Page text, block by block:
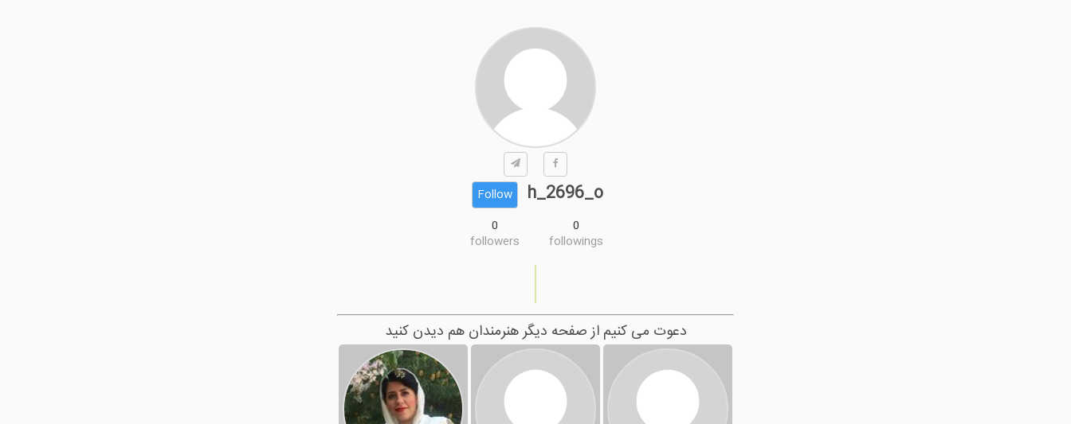
h_2696_o
Follow
0
followings
0
followers
دعوت می کنیم از صفحه دیگر هنرمندان هم دیدن کنید